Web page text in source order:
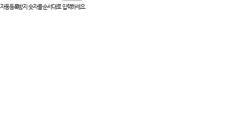
자동등록방지 숫자를 순서대로 입력하세요.